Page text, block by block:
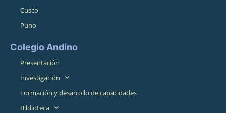
Cusco
Puno
Colegio Andino
Presentación
Investigación
Formación y desarrollo de capacidades
Biblioteca